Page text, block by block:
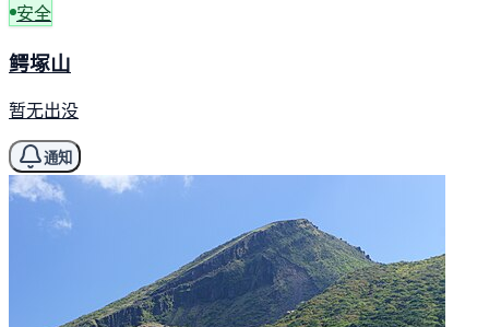
安全
鳄塚山
暂无出没
通知